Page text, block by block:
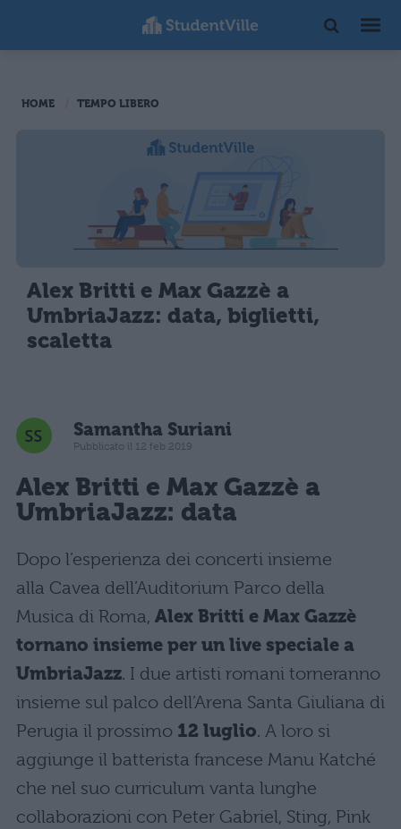
HOME TEMPO LIBERO
Alex Britti e Max Gazzè a
UmbriaJazz: data, biglietti,
scaletta
Samantha Suriani
Pubblicato il 12 feb 2019
Alex Britti e Max Gazzè a
UmbriaJazz: data
Dopo l’esperienza dei concerti insieme
alla Cavea dell’Auditorium Parco della
Musica di Roma, Alex Britti e Max Gazzè
tornano insieme per un live speciale a
UmbriaJazz. I due artisti romani torneranno
insieme sul palco dell’Arena Santa Giuliana di
Perugia il prossimo 12 luglio. A loro si
aggiunge il batterista francese Manu Katché
che nel suo curriculum vanta lunghe
collaborazioni con Peter Gabriel, Sting, Pink